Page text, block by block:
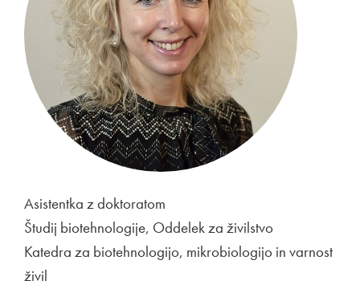
Asistentka z doktoratom
Študij biotehnologije, Oddelek za živilstvo
Katedra za biotehnologijo, mikrobiologijo in varnost
živil